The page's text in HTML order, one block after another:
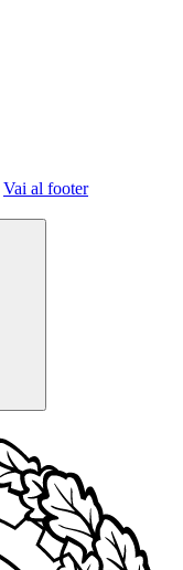
Vai al footer